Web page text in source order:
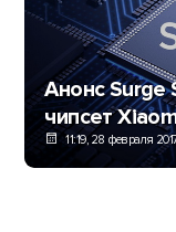
Анонс Surge
чипсет
11:19, 28 февраля